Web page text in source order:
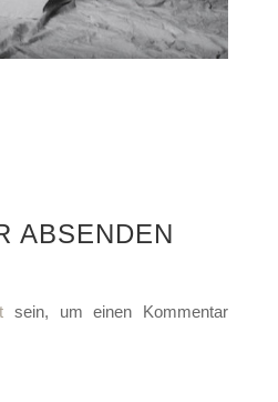
ABSENDEN
sein, um einen Kommentar